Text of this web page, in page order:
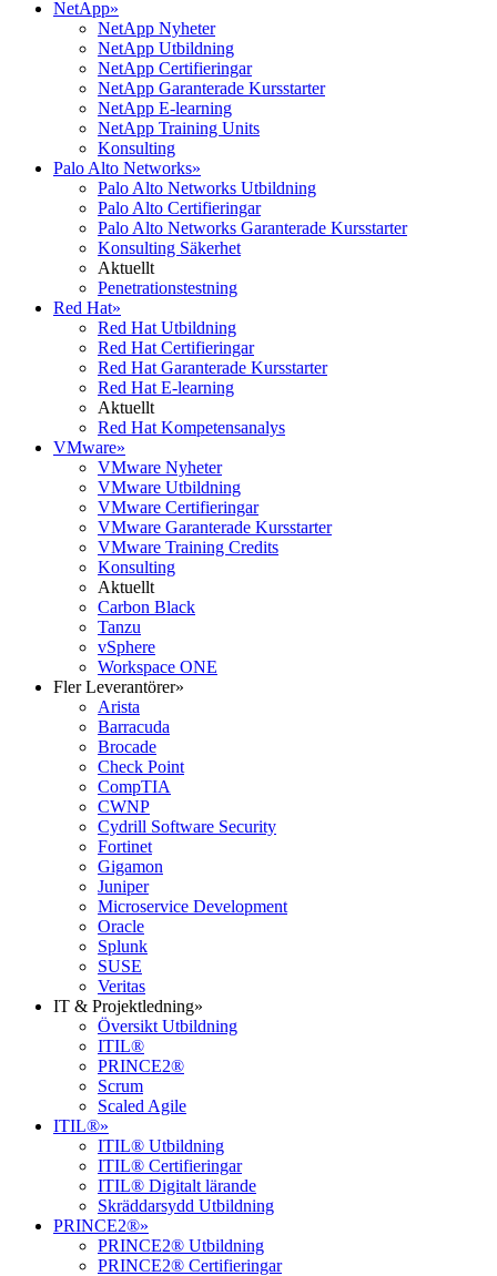
NetApp»
NetApp Nyheter
NetApp Utbildning
NetApp Certifieringar
NetApp Garanterade Kursstarter
NetApp E-learning
NetApp Training Units
Konsulting
Palo Alto Networks»
Palo Alto Networks Utbildning
Palo Alto Certifieringar
Palo Alto Networks Garanterade Kursstarter
Konsulting Säkerhet
Aktuellt
Penetrationstestning
Red Hat»
Red Hat Utbildning
Red Hat Certifieringar
Red Hat Garanterade Kursstarter
Red Hat E-learning
Aktuellt
Red Hat Kompetensanalys
VMware»
VMware Nyheter
VMware Utbildning
VMware Certifieringar
VMware Garanterade Kursstarter
VMware Training Credits
Konsulting
Aktuellt
Carbon Black
Tanzu
vSphere
Workspace ONE
Fler Leverantörer»
Arista
Barracuda
Brocade
Check Point
CompTIA
CWNP
Cydrill Software Security
Fortinet
Gigamon
Juniper
Microservice Development
Oracle
Splunk
SUSE
Veritas
IT & Projektledning»
Översikt Utbildning
ITIL®
PRINCE2®
Scrum
Scaled Agile
ITIL®»
ITIL® Utbildning
ITIL® Certifieringar
ITIL® Digitalt lärande
Skräddarsydd Utbildning
PRINCE2®»
PRINCE2® Utbildning
PRINCE2® Certifieringar